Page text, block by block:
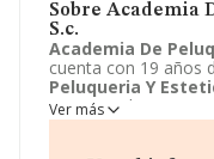
Sobre Academia
S.c.
Academia De
cuenta con 19 años
Peluqueria Y
Gumersindo
enmarca su
Ver más